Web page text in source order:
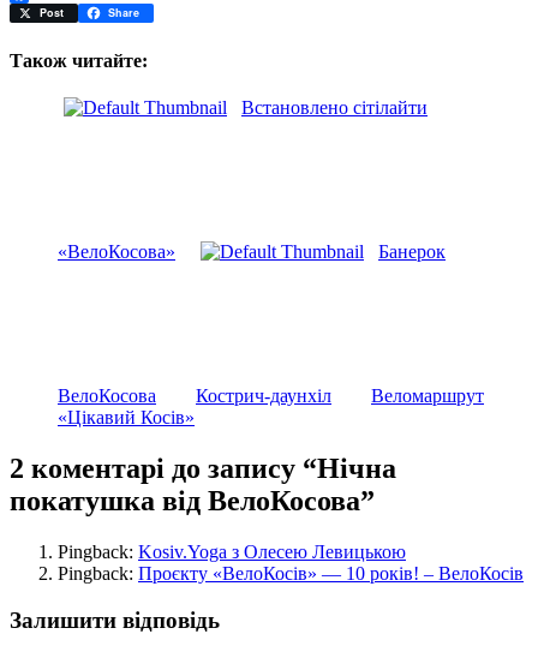
Facebook
Post Share
Також читайте:
Встановлено сітілайти
«ВелоКосова» Банерок
ВелоКосова Кострич-даунхіл
Веломаршрут
«Цікавий Косів»
2 коментарі до запису “Нічна
покатушка від ВелоКосова”
Pingback: Kosiv.Yoga з Олесею Левицькою
Pingback: Проєкту «ВелоКосів» — 10 років! – ВелоКосів
Залишити відповідь